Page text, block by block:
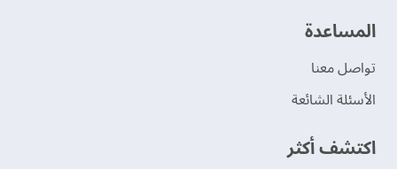
‫المساعدة‬
تواصل معنا
الأسئلة الشائعة
اكتشف أكثر